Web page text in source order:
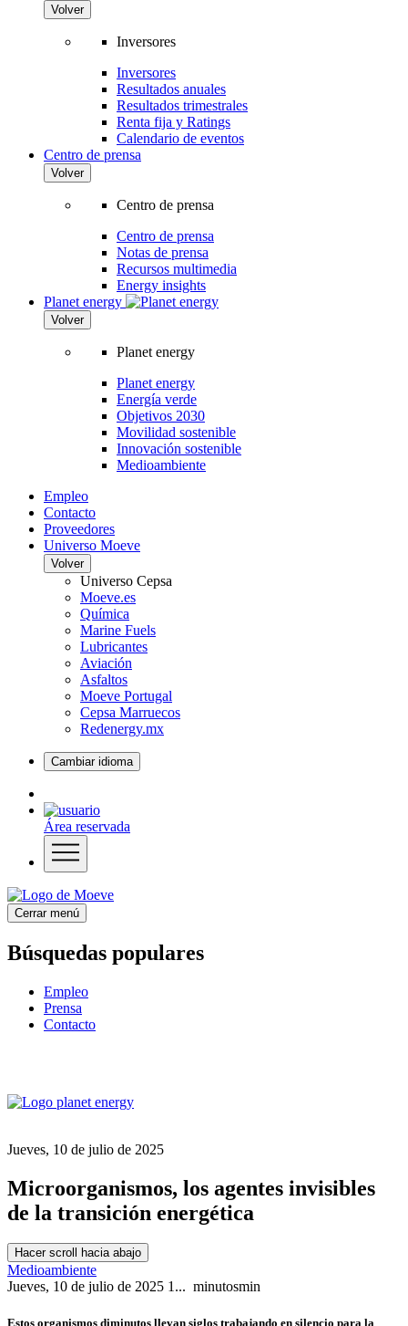
Volver
Inversores
Inversores
Resultados anuales
Resultados trimestrales
Renta fija y Ratings
Calendario de eventos
Centro de prensa
Volver
Centro de prensa
Centro de prensa
Notas de prensa
Recursos multimedia
Energy insights
Planet energy
Volver
Planet energy
Planet energy
Energía verde
Objetivos 2030
Movilidad sostenible
Innovación sostenible
Medioambiente
Empleo
Contacto
Proveedores
Universo Moeve
Volver
Universo Cepsa
Moeve.es
Química
Marine Fuels
Lubricantes
Aviación
Asfaltos
Moeve Portugal
Cepsa Marruecos
Redenergy.mx
Cambiar idioma
Área reservada
Cerrar menú
Búsquedas populares
Empleo
Prensa
Contacto
Jueves, 10 de julio de 2025
Microorganismos, los agentes invisibles
de la transición energética
Hacer scroll hacia abajo
Medioambiente
Jueves, 10 de julio de 2025 1... minutosmin
Estos organismos diminutos llevan siglos trabajando en silencio para la